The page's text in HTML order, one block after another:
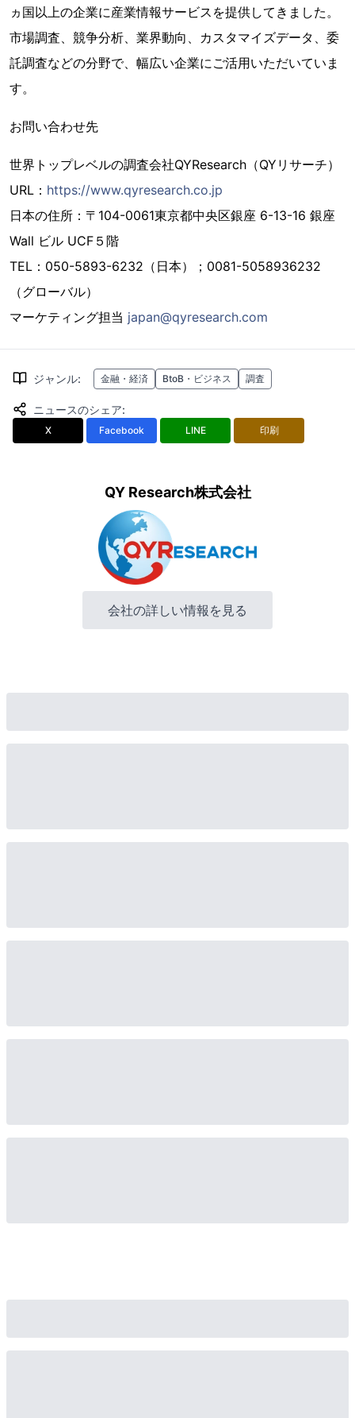
ヵ国以上の企業に産業情報サービスを提供してきました。
市場調査、競争分析、業界動向、カスタマイズデータ、委
託調査などの分野で、幅広い企業にご活用いただいていま
す。
お問い合わせ先
世界トップレベルの調査会社QYResearch（QYリサーチ）
URL： https://www.qyresearch.co.jp
日本の住所：〒104-0061東京都中央区銀座 6-13-16 銀座
Wall ビル UCF５階
TEL：050-5893-6232（日本）；0081-5058936232
（グローバル）
マーケティング担当 japan@qyresearch.com
ジャンル: 金融・経済 BtoB・ビジネス 調査
ニュースのシェア:
X Facebook LINE 印刷
QY Research株式会社
会社の詳しい情報を見る